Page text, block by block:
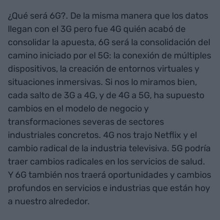
¿Qué será 6G?. De la misma manera que los datos
llegan con el 3G pero fue 4G quién acabó de
consolidar la apuesta, 6G será la consolidación del
camino iniciado por el 5G: la conexión de múltiples
dispositivos, la creación de entornos virtuales y
situaciones inmersivas. Si nos lo miramos bien,
cada salto de 3G a 4G, y de 4G a 5G, ha supuesto
cambios en el modelo de negocio y
transformaciones severas de sectores
industriales concretos. 4G nos trajo Netflix y el
cambio radical de la industria televisiva. 5G podría
traer cambios radicales en los servicios de salud.
Y 6G también nos traerá oportunidades y cambios
profundos en servicios e industrias que están hoy
a nuestro alrededor.